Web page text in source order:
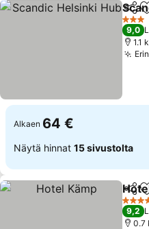
Jaa
3
9,0
1.1
Alkaen 64 €
Näytä hinnat 15 sivustolta
Jaa
5
9,2
0.7